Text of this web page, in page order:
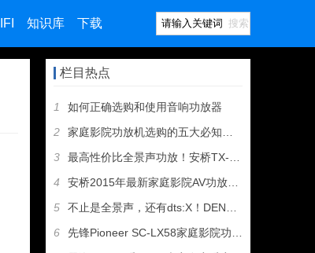
知识库 下载 搜索
栏目热点
1
如何正确选购和使用音响功放器
2
家庭影院功放机选购的五大必知注意事项
3
最高性价比全景声功放！安桥TX-NR3030次旗舰合并功放
4
安桥2015年最新家庭影院AV功放升级功能横向对比
5
不止是全景声，还有dts:X！DENON旗舰AVR-X720
6
先锋Pioneer SC-LX58家庭影院功放机开箱